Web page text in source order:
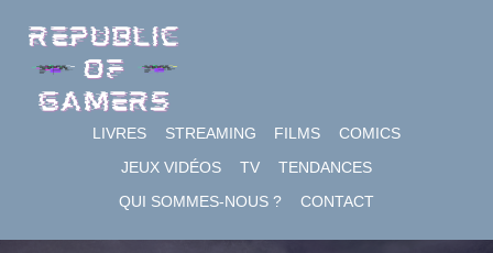
content
LIVRES STREAMING FILMS
COMICS
JEUX VIDÉOS
TV
TENDANCES
QUI SOMMES-NOUS ?
CONTACT